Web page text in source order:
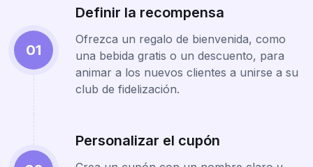
01
Definir la recompensa
Ofrezca un regalo de bienvenida, como
una bebida gratis o un descuento, para
animar a los nuevos clientes a unirse a su
club de fidelización.
Personalizar el cupón